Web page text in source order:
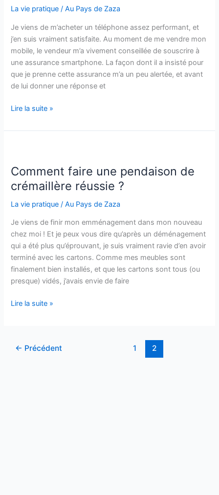
La vie pratique /Au Pays de Zaza
Je viens de m’acheter un téléphone assez performant, et
j’en suis vraiment satisfaite. Au moment de me vendre mon
mobile, le vendeur m’a vivement conseillée de souscrire à
une assurance smartphone. La façon dont il a insisté pour
que je prenne cette assurance m’a un peu alertée, et avant
de lui donner une réponse et
L’assurance
est-
arnaque
?
Lire la suite »
Comment faire une pendaison de
crémaillère réussie ?
La vie pratique /Au Pays de Zaza
Je viens de finir mon emménagement dans mon nouveau
chez moi ! Et je peux vous dire qu’après un déménagement
qui a été plus qu’éprouvant, je suis vraiment ravie d’en avoir
terminé avec les cartons. Comme mes meubles sont
finalement bien installés, et que les cartons sont tous (ou
presque) vidés, j’avais envie de faire
Comment
de
Lire la suite »
← Précédent 1 2